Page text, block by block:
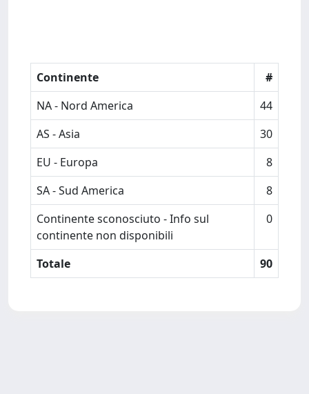
Continente
#
NA - Nord America
44
AS - Asia
30
EU - Europa
8
SA - Sud America
8
Continente sconosciuto - Info sul
continente non disponibili
0
Totale 90